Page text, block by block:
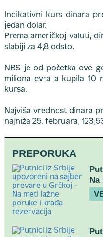
Indikativni kurs dinara
jedan dolar.
Prema američkoj valuti,
slabiji za 4,8 odsto.
NBS je od početka ove
miliona evra a kupila 10
kursa.
Najviša vrednost dinara
najniža 25. februara,
PREPORUKA
Na